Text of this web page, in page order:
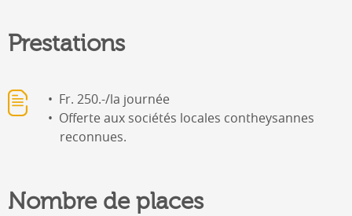
Prestations
Fr. 250.-/la journée
Offerte aux sociétés locales contheysannes
reconnues.
Nombre de places